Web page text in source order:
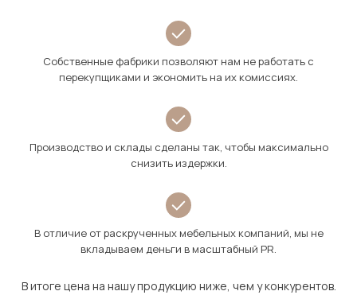
Собственные фабрики позволяют нам не работать с
перекупщиками и экономить на их комиссиях.
Производство и склады сделаны так, чтобы максимально
снизить издержки.
В отличие от раскрученных мебельных компаний, мы не
вкладываем деньги в масштабный PR.
В итоге цена на нашу продукцию ниже, чем у конкурентов.